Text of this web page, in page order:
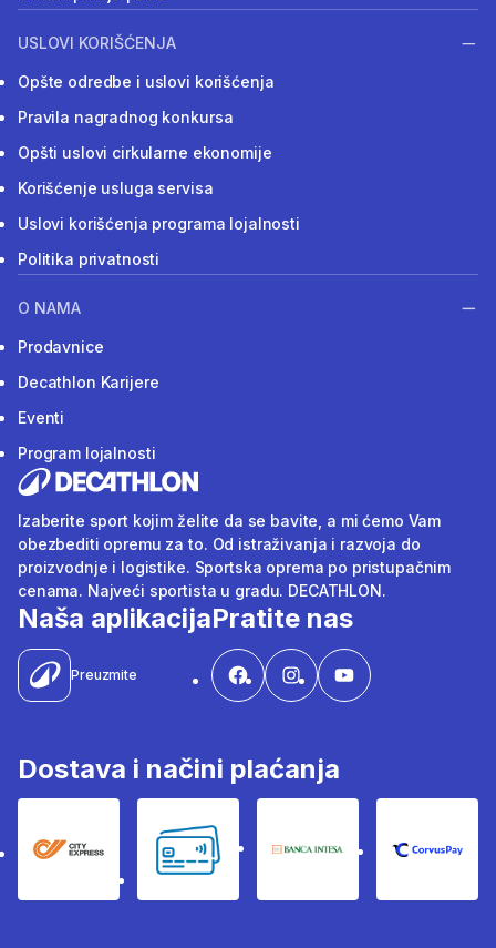
USLOVI KORIŠĆENJA
Opšte odredbe i uslovi korišćenja
Pravila nagradnog konkursa
Opšti uslovi cirkularne ekonomije
Korišćenje usluga servisa
Uslovi korišćenja programa lojalnosti
Politika privatnosti
O NAMA
Prodavnice
Decathlon Karijere
Eventi
Program lojalnosti
Izaberite sport kojim želite da se bavite, a mi ćemo Vam
obezbediti opremu za to. Od istraživanja i razvoja do
proizvodnje i logistike. Sportska oprema po pristupačnim
cenama. Najveći sportista u gradu. DECATHLON.
Naša aplikacija
Preuzmite
Pratite nas
Dostava i načini plaćanja
City Express Bankovne karticeBanka Intesa